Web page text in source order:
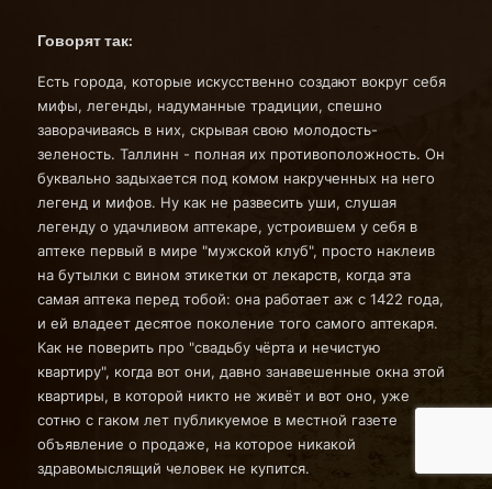
Говорят так:
Есть города, которые искусственно создают вокруг себя
мифы, легенды, надуманные традиции, спешно
заворачиваясь в них, скрывая свою молодость-
зеленость. Таллинн - полная их противоположность. Он
буквально задыхается под комом накрученных на него
легенд и мифов. Ну как не развесить уши, слушая
легенду о удачливом аптекаре, устроившем у себя в
аптеке первый в мире "мужской клуб", просто наклеив
на бутылки с вином этикетки от лекарств, когда эта
самая аптека перед тобой: она работает аж с 1422 года,
и ей владеет десятое поколение того самого аптекаря.
Как не поверить про "свадьбу чёрта и нечистую
квартиру", когда вот они, давно занавешенные окна этой
квартиры, в которой никто не живёт и вот оно, уже
сотню с гаком лет публикуемое в местной газете
объявление о продаже, на которое никакой
здравомыслящий человек не купится.